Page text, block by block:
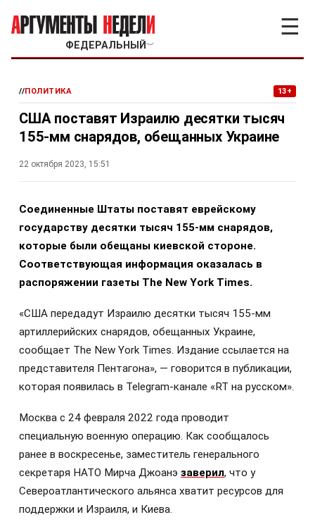
ФЕДЕРАЛЬНЫЙ ﹀
☰
//ПОЛИТИКА 13+
США поставят Израилю десятки тысяч
155-мм снарядов, обещанных Украине
22 октября 2023, 15:51
Соединенные Штаты поставят еврейскому
государству десятки тысяч 155-мм снарядов,
которые были обещаны киевской стороне.
Соответствующая информация оказалась в
распоряжении газеты The New York Times.
«США передадут Израилю десятки тысяч 155-мм
артиллерийских снарядов, обещанных Украине,
сообщает The New York Times. Издание ссылается на
представителя Пентагона», — говорится в публикации,
которая появилась в Telegram-канале «RT на русском».
Москва с 24 февраля 2022 года проводит
специальную военную операцию. Как сообщалось
ранее в воскресенье, заместитель генерального
секретаря НАТО Мирча Джоанэ заверил, что у
Североатлантического альянса хватит ресурсов для
поддержки и Израиля, и Киева.